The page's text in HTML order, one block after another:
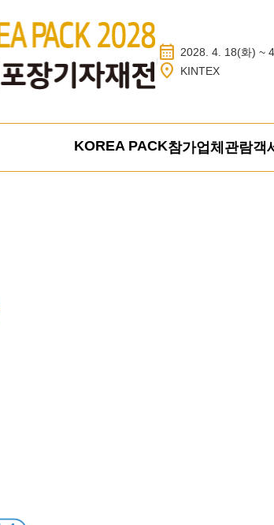
calendar_month 2028. 4. 18(화) ~
location_on KINTEX
KOREA PACK참가업체 관람객